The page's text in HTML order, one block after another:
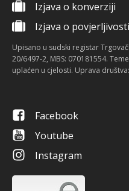
Izjava o konverziji
Izjava o
Upisano u sudski registar
20/6497-2, MBS: 070181554.
uplaćen u cjelosti. Uprava
Facebook
Youtube
Instagram